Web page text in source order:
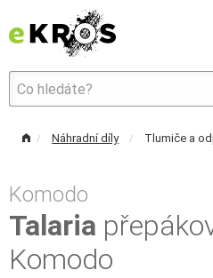
Náhradní díly Tlumiče a
Komodo
Talaria
Komodo